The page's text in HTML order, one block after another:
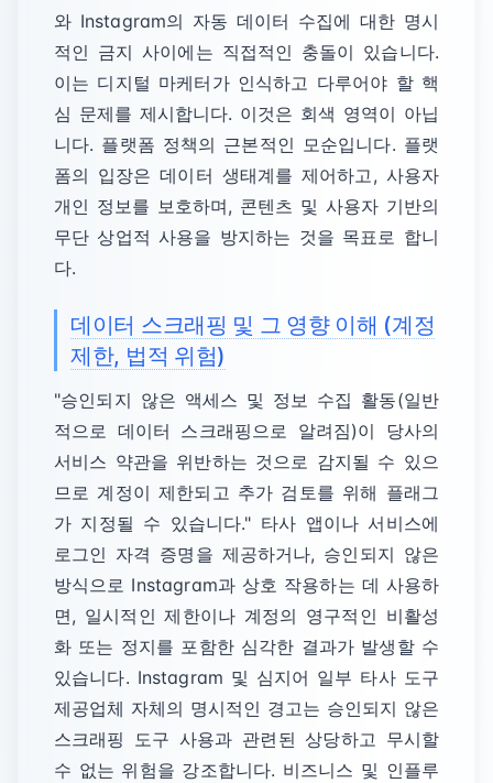
와 Instagram의 자동 데이터 수집에 대한 명시
적인 금지 사이에는 직접적인 충돌이 있습니다.
이는 디지털 마케터가 인식하고 다루어야 할 핵
심 문제를 제시합니다. 이것은 회색 영역이 아닙
니다. 플랫폼 정책의 근본적인 모순입니다. 플랫
폼의 입장은 데이터 생태계를 제어하고, 사용자
개인 정보를 보호하며, 콘텐츠 및 사용자 기반의
무단 상업적 사용을 방지하는 것을 목표로 합니
다.
데이터 스크래핑 및 그 영향 이해 (계정
제한, 법적 위험)
"승인되지 않은 액세스 및 정보 수집 활동(일반
적으로 데이터 스크래핑으로 알려짐)이 당사의
서비스 약관을 위반하는 것으로 감지될 수 있으
므로 계정이 제한되고 추가 검토를 위해 플래그
가 지정될 수 있습니다." 타사 앱이나 서비스에
로그인 자격 증명을 제공하거나, 승인되지 않은
방식으로 Instagram과 상호 작용하는 데 사용하
면, 일시적인 제한이나 계정의 영구적인 비활성
화 또는 정지를 포함한 심각한 결과가 발생할 수
있습니다. Instagram 및 심지어 일부 타사 도구
제공업체 자체의 명시적인 경고는 승인되지 않은
스크래핑 도구 사용과 관련된 상당하고 무시할
수 없는 위험을 강조합니다. 비즈니스 및 인플루